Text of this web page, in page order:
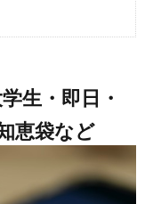
生・即日・
恵袋など